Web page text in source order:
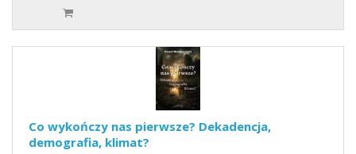
Co wykończy nas pierwsze? Dekadencja,
demografia, klimat?